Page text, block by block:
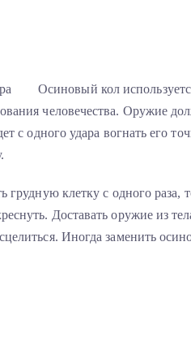
Осиновый кол
человечества. Оружие
с одного удара вогнать его
грудную клетку с одного раза,
Доставать оружие из
Иногда заменить